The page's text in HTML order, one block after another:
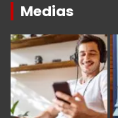
Medias